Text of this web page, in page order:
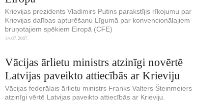
Krievijas prezidents Vladimirs Putins parakstījis rīkojumu par
Krievijas dalības apturēšanu Līgumā par konvencionālajiem
bruņotajiem spēkiem Eiropā (CFE)
14.07.2007.
Vācijas ārlietu ministrs atzinīgi novērtē
Latvijas paveikto attiecībās ar Krieviju
Vācijas federālais ārlietu ministrs Franks Valters Šteinmeiers
atzinīgi vērtē Latvijas paveikto attiecībās ar Krieviju.